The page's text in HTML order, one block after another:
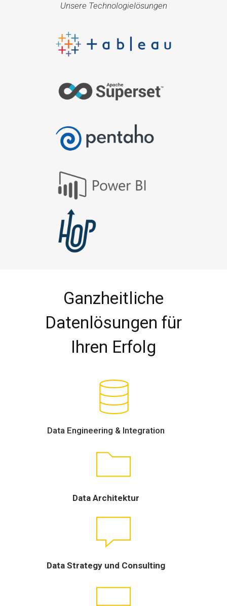
Unsere Technologielösungen
Ganzheitliche
Datenlösungen für
Ihren Erfolg
Data Engineering & Integration
Data Architektur
Data Strategy und Consulting